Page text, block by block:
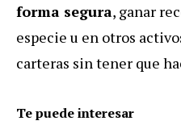
forma segura, ganar
especie u en otros
carteras sin tener que
Te puede interesar